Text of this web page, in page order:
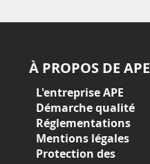
À PROPOS DE APE
L'entreprise APE
Démarche qualité
Réglementations
Mentions légales
Protection des